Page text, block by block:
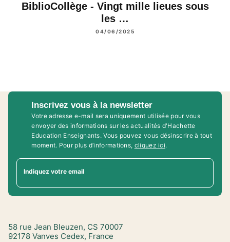
BiblioCollège - Vingt mille lieues sous
les …
04/06/2025
Inscrivez vous à la newsletter
Votre adresse e-mail sera uniquement utilisée pour vous
envoyer des informations sur les actualités d'Hachette
Education Enseignants. Vous pouvez vous désinscrire à tout
moment. Pour plus d’informations, cliquez ici.
Indiquez votre email
58 rue Jean Bleuzen, CS 70007
92178 Vanves Cedex, France